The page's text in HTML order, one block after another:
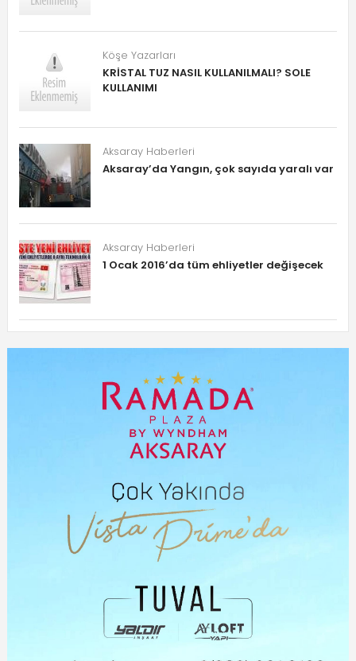
Köşe Yazarları
KRİSTAL TUZ NASIL KULLANILMALI? SOLE
KULLANIMI
Aksaray Haberleri
Aksaray’da Yangın, çok sayıda yaralı var
Aksaray Haberleri
1 Ocak 2016’da tüm ehliyetler değişecek